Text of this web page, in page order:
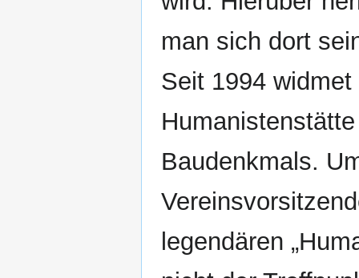
man sich dort
Seit 1994
Baudenkmals.
legendären